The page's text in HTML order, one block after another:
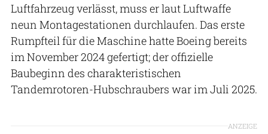
Luftfahrzeug verlässt, muss er laut Luftwaffe
neun Montagestationen durchlaufen. Das erste
Rumpfteil für die Maschine hatte Boeing bereits
im November 2024 gefertigt; der offizielle
Baubeginn des charakteristischen
Tandemrotoren-Hubschraubers war im Juli 2025.
ANZEIGE